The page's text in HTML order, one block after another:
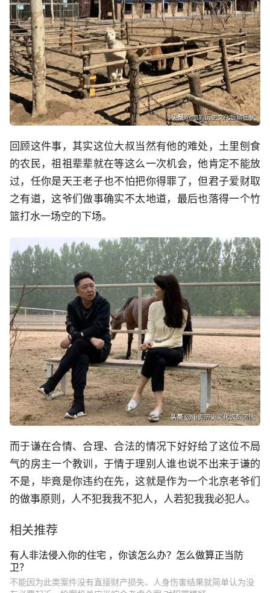
回顾这件事，其实这位大叔当然有他的难处，土里刨食
的农民，祖祖辈辈就在等这么一次机会，他肯定不能放
过，任你是天王老子也不怕把你得罪了，但君子爱财取
之有道，这爷们做事确实不太地道，最后也落得一个竹
篮打水一场空的下场。
而于谦在合情、合理、合法的情况下好好给了这位不局
气的房主一个教训，于情于理别人谁也说不出来于谦的
不是，毕竟是你违约在先，这就是作为一个北京老爷们
的做事原则，人不犯我我不犯人，人若犯我我必犯人。
相关推荐
有人非法侵入你的住宅 ，你该怎么办？怎么做算正当防
卫？
不能因为此类案件没有直接财产损失、人身伤害结果就简单认为没